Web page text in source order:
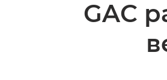
GAC